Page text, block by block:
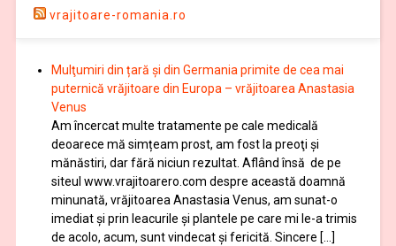
vrajitoare-romania.ro
Mulţumiri din țară și din Germania primite de cea mai
puternică vrăjitoare din Europa – vrăjitoarea Anastasia
Venus
Am încercat multe tratamente pe cale medicală
deoarece mă simțeam prost, am fost la preoţi şi
mănăstiri, dar fără niciun rezultat. Aflând însă de pe
siteul www.vrajitoarero.com despre această doamnă
minunată, vrăjitoarea Anastasia Venus, am sunat-o
imediat şi prin leacurile şi plantele pe care mi le-a trimis
de acolo, acum, sunt vindecat şi fericită. Sincere […]